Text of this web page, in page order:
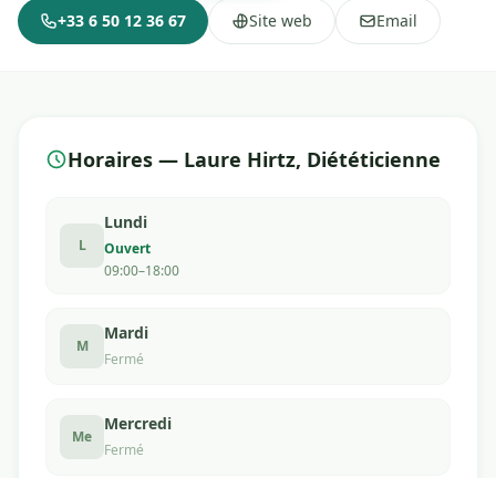
+33 6 50 12 36 67 Site web Email
Horaires — Laure Hirtz, Diététicienne
L
Lundi
Ouvert
09:00–18:00
M
Mardi
Fermé
Me
Mercredi
Fermé